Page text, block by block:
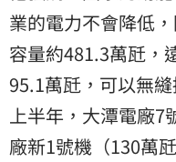
業的電力不會降低
容量約481.3萬瓩，
95.1萬瓩，可以無
上半年，大潭電廠
廠新1號機（130萬